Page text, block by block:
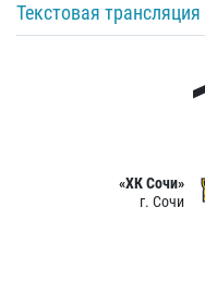
Текстовая трансляция
«ХК Сочи»
г. Сочи